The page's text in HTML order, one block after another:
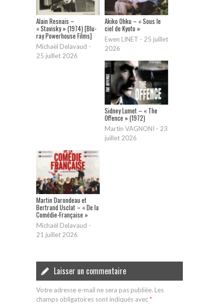
Alain Resnais –
« Stavisky » (1974) [Blu-
ray Powerhouse Films]
Michaël Delavaud -
25 juillet 2026
Akiko Ohku – « Sous le
ciel de Kyoto »
Ewen LINET - 25 juillet
2026
Sidney Lumet – « The
Offence » (1972)
Martin VAGNONI - 23
juillet 2026
Martin Darondeau et
Bertrand Usclat – « De la
Comédie-Française »
Michaël Delavaud -
21 juillet 2026
Laisser un commentaire
Votre adresse e-mail ne sera pas publiée. Les
champs obligatoires sont indiqués avec*